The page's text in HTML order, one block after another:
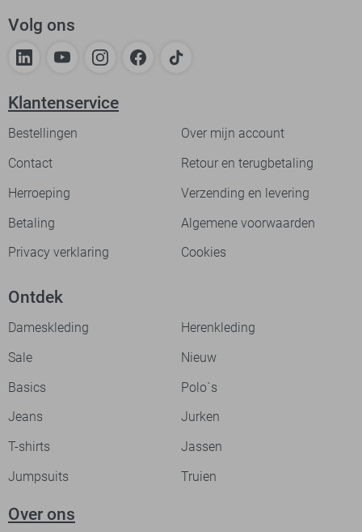
Volg ons
Klantenservice
Bestellingen
Over mijn account
Contact
Retour en terugbetaling
Herroeping
Verzending en levering
Betaling
Algemene voorwaarden
Privacy verklaring
Cookies
Ontdek
Dameskleding
Herenkleding
Sale
Nieuw
Basics
Polo`s
Jeans
Jurken
T-shirts
Jassen
Jumpsuits
Truien
Over ons